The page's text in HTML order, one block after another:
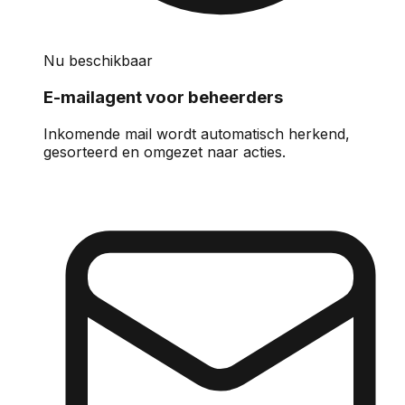
Nu beschikbaar
E-mailagent voor beheerders
Inkomende mail wordt automatisch herkend,
gesorteerd en omgezet naar acties.